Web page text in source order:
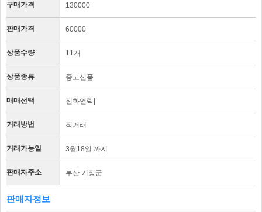
구매가격 130000
판매가격 60000
상품수량 11개
상품종류 중고신품
매매선택 전화연락|
거래방법 직거래
거래가능일 3월18일 까지
판매자주소 부산 기장군
판매자정보